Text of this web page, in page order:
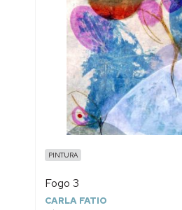
PINTURA
Fogo 3
CARLA FATIO